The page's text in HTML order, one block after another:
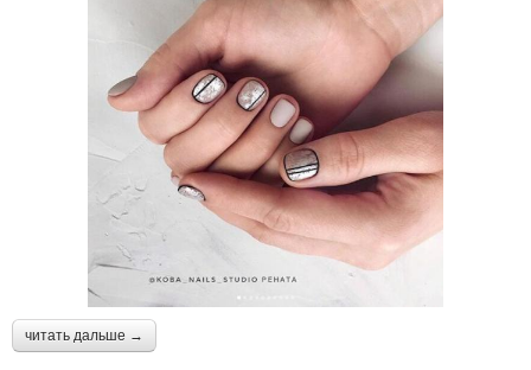
читать дальше →